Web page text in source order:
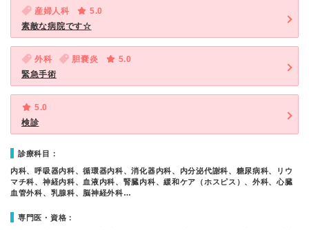
産婦人科
5.0
素敵な病院です☆
外科 胆嚢炎
5.0
緊急手術
5.0
検診
診療科目：
内科、呼吸器内科、循環器内科、消化器内科、内分泌代謝科、糖尿病科、リウ
マチ科、神経内科、血液内科、腎臓内科、緩和ケア（ホスピス）、外科、心臓
血管外科、乳腺科、脳神経外科…
専門医・資格：